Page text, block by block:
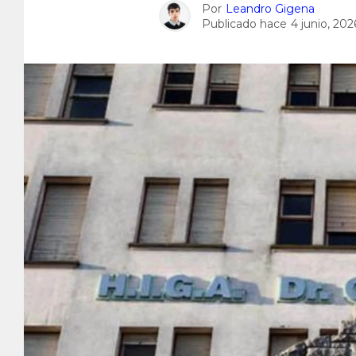
Por Leandro Gigena
Publicado hace 4 junio,